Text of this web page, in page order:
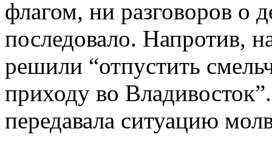
флагом, ни разговоров о
последовало. Напротив,
решили “отпустить
приходу во
передавала ситуацию